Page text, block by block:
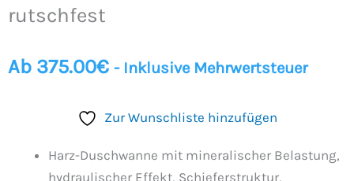
rutschfest
Ab 375.00€ - Inklusive Mehrwertsteuer
Zur Wunschliste hinzufügen
Harz-Duschwanne mit mineralischer Belastung,
hydraulischer Effekt, Schieferstruktur,